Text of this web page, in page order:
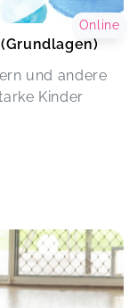
und andere
Kinder
Online